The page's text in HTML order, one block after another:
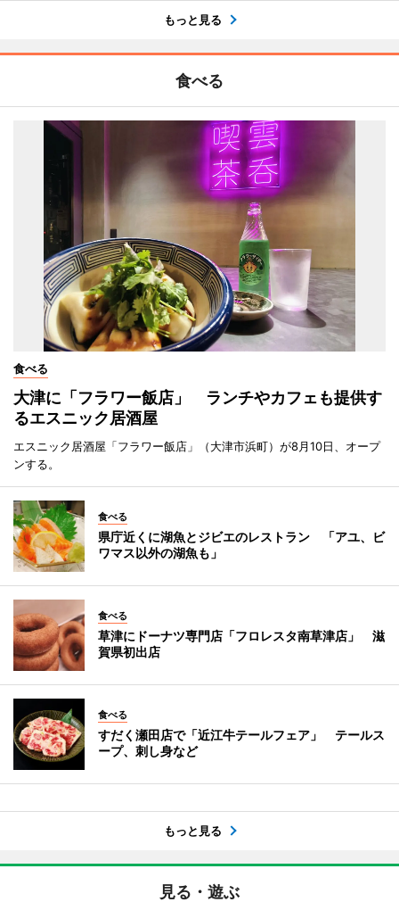
もっと見る
食べる
食べる
大津に「フラワー飯店」 ランチやカフェも提供す
るエスニック居酒屋
エスニック居酒屋「フラワー飯店」（大津市浜町）が8月10日、オープ
ンする。
食べる
県庁近くに湖魚とジビエのレストラン 「アユ、ビ
ワマス以外の湖魚も」
食べる
草津にドーナツ専門店「フロレスタ南草津店」 滋
賀県初出店
食べる
すだく瀬田店で「近江牛テールフェア」 テールス
ープ、刺し身など
もっと見る
見る・遊ぶ